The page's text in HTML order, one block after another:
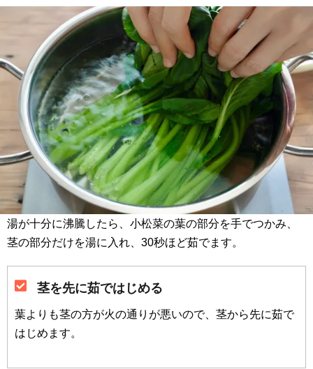
湯が十分に沸騰したら、小松菜の葉の部分を手でつかみ、
茎の部分だけを湯に入れ、30秒ほど茹でます。
茎を先に茹ではじめる
葉よりも茎の方が火の通りが悪いので、茎から先に茹で
はじめます。